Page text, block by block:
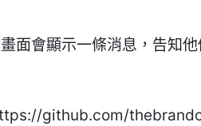
面會顯示一條消息，告知
github.com/